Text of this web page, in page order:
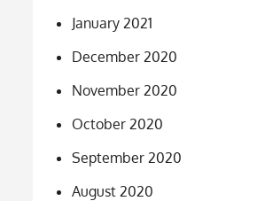
January 2021
December 2020
November 2020
October 2020
September 2020
August 2020